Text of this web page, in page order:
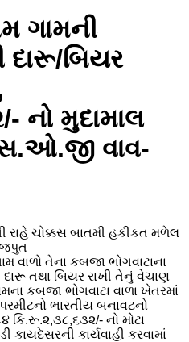
ગામની
દારૂ/બિયર
નો મુદામાલ
વાવ-
ચોક્કસ બાતમી હકીકત મળેલ
તેના કબજા ભોગવાટાના
દારૂ તથા બિયર રાખી તેનું વેચાણ
કબજા ભોગવાટા વાળા ખેતરમાં
ભારતીય બનાવટનો
કિ.રૂ.૨,૩૮,૬૩૨/- નો મોટા
કાયદેસરની કાર્યવાહી કરવામાં